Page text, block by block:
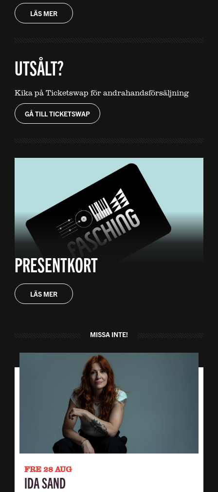
LÄS MER
UTSÅLT?
Kika på Ticketswap för andrahandsförsäljning
GÅ TILL TICKETSWAP
PRESENTKORT
LÄS MER
MISSA INTE!
FRE 28 AUG
IDA SAND